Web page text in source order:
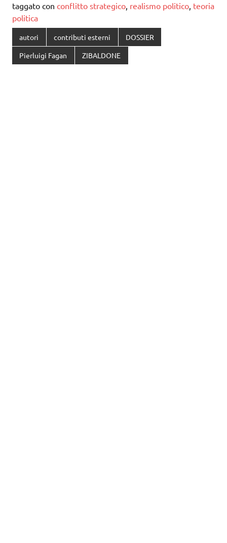
taggato con conflitto strategico, realismo politico, teoria
politica
autori contributi esterni DOSSIER
Pierluigi Fagan ZIBALDONE